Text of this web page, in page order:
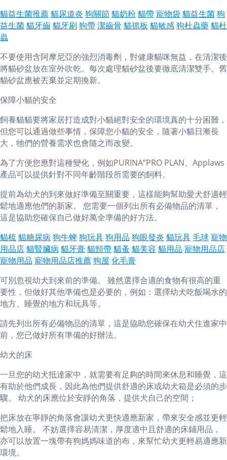
貓益生菌推薦貓尿道炎 狗關節 貓奶粉貓帶寵物袋 貓益生菌狗
益生菌貓牙齒貓牙刷 狗帶潔齒骨 貓抓板 貓敏感狗杜蟲藥貓杜
蟲
不要使用含阿摩尼亞的強烈消毒劑，對健康貓咪無益，在清潔後
將貓砂盆放在室外吹乾。每次處理貓砂盆後要徹底清潔雙手。舊
貓砂盆應被丟棄並定期換新。
保障小貓的安全
飼養貓貓要將家居打造成對小貓絕對安全的環境真的十分困難，
但您可以通過做些事情，保障您小貓的安全，隨著小貓日漸長
大，牠們的營養需求也會隨之而改變。
為了方便您應對這種變化，例如PURINA“PRO PLAN、Applaws
產品可以提供針對不同年齡階段所需要的飼料。
提前為幼犬的到來做好準備至關重要，這樣能夠幫助愛犬舒適輕
鬆地適應他們的新家。 您需要一個列出所有必備物品的清單，
這是協助您確保自己做好萬全準備的好方法。
貓梳貓糖尿病 狗牛蜱狗玩具狗用品 狗眼發炎 貓玩具毛球寵物
用品店貓腎臟病 貓牙膏 貓頸帶貓蚤 貓美容 貓用品 寵物用品店
寵物用品 寵物用品店推薦狗屋 化毛膏
可別忽視幼犬到來前的準備。 雖然選擇合適的食物有很高的重
要性，但做好其他準備也是必要的，例如：選擇幼犬吃飯喝水的
地方、睡覺的地方和玩具等。
請先列出所有必備物品的清單，這是協助您確保在幼犬住進家中
前，您已做好所有準備的好辦法。
幼犬的床
一旦您的幼犬抵達家中，就需要有足夠的時間來休息和睡覺，這
有助於他們成長，因此為他們提供舒適的床或幼犬箱是必須的步
驟。 幼犬的床應位於安靜的角落，提供犬自己的空間；
把床放在寧靜的角落會讓幼犬更快適應新家，帶來安全感並更輕
鬆地入睡。 不妨選擇容易清潔，厚度適中且舒適的床鋪用品，
亦可以放置一塊帶有狗媽媽味道的布，來幫忙幼犬更輕易適應新
環境。